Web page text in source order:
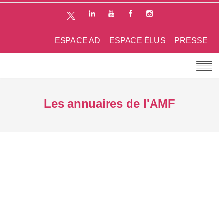
PRESSE
ESPACE ÉLUS
ESPACE AD
Les annuaires de l'AMF